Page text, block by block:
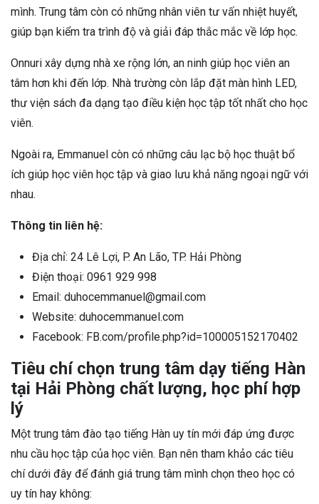
mình. Trung tâm còn có những nhân viên tư vấn nhiệt huyết,
giúp bạn kiểm tra trình độ và giải đáp thắc mắc về lớp học.
Onnuri xây dựng nhà xe rộng lớn, an ninh giúp học viên an
tâm hơn khi đến lớp. Nhà trường còn lắp đặt màn hình LED,
thư viện sách đa dạng tạo điều kiện học tập tốt nhất cho học
viên.
Ngoài ra, Emmanuel còn có những câu lạc bộ học thuật bổ
ích giúp học viên học tập và giao lưu khả năng ngoại ngữ với
nhau.
Thông tin liên hệ:
Địa chỉ: 24 Lê Lợi, P. An Lão, TP. Hải Phòng
Điện thoại: 0961 929 998
Email: duhocemmanuel@gmail.com
Website: duhocemmanuel.com
Facebook: FB.com/profile.php?id=100005152170402
Tiêu chí chọn trung tâm dạy tiếng Hàn
tại Hải Phòng chất lượng, học phí hợp
lý
Một trung tâm đào tạo tiếng Hàn uy tín mới đáp ứng được
nhu cầu học tập của học viên. Bạn nên tham khảo các tiêu
chí dưới đây để đánh giá trung tâm mình chọn theo học có
uy tín hay không: